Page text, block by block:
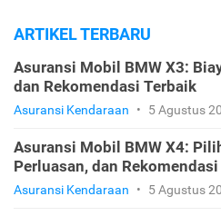
ARTIKEL TERBARU
Asuransi Mobil BMW X3:
dan Rekomendasi Terbaik
Asuransi Kendaraan • 5 Agustus
Asuransi Mobil BMW X4:
Perluasan, dan Rekomendasi
Asuransi Kendaraan • 5 Agustus